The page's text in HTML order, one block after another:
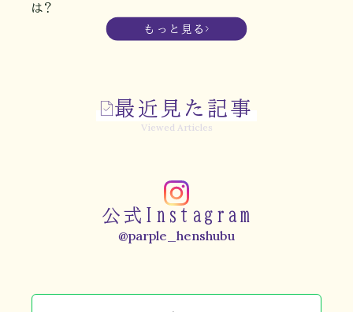
は？
もっと見る
最近見た記事
Viewed Articles
公式Instagram
@parple_henshubu